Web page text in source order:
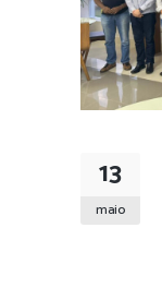
13
maio